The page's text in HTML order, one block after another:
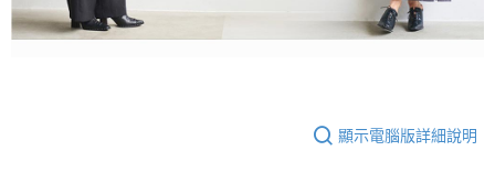
顯示電腦版詳細說明